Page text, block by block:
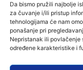
Da bismo pružili najbolje
za čuvanje i/ili pristup
tehnologijama će nam
ponašanje pri
Nepristanak ili povlačenje
određene karakteristike i